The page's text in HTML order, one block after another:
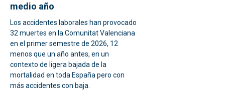
medio año
Los accidentes laborales han provocado
32 muertes en la Comunitat Valenciana
en el primer semestre de 2026, 12
menos que un año antes, en un
contexto de ligera bajada de la
mortalidad en toda España pero con
más accidentes con baja.